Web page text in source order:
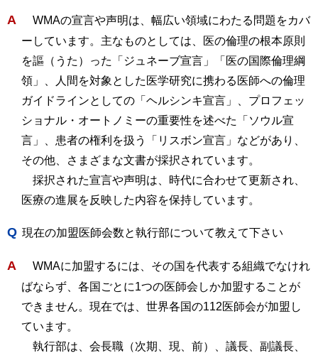
A
WMAの宣言や声明は、幅広い領域にわたる問題をカバ
ーしています。主なものとしては、医の倫理の根本原則
を謳（うた）った「ジュネーブ宣言」「医の国際倫理綱
領」、人間を対象とした医学研究に携わる医師への倫理
ガイドラインとしての「ヘルシンキ宣言」、プロフェッ
ショナル・オートノミーの重要性を述べた「ソウル宣
言」、患者の権利を扱う「リスボン宣言」などがあり、
その他、さまざまな文書が採択されています。
採択された宣言や声明は、時代に合わせて更新され、
医療の進展を反映した内容を保持しています。
Q 現在の加盟医師会数と執行部について教えて下さい
A
WMAに加盟するには、その国を代表する組織でなけれ
ばならず、各国ごとに1つの医師会しか加盟することが
できません。現在では、世界各国の112医師会が加盟し
ています。
執行部は、会長職（次期、現、前）、議長、副議長、